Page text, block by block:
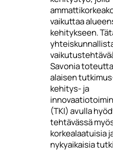
vaikuttaa
kehitykseen.
Savonia
alaisen
kehitys- ja
(TKI) avulla
tehtävässä
korkealaatuisia
nykyaikaisia